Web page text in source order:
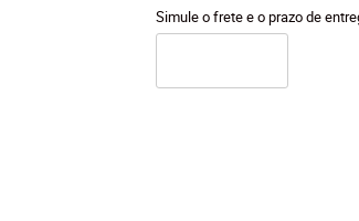
Simule o frete e o prazo de